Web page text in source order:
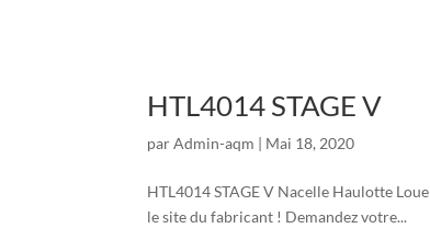
HTL4014 STAGE V
parAdmin-aqm | Mai 18, 2020
HTL4014 STAGE V Nacelle Haulotte
le site du fabricant ! Demandez votre...